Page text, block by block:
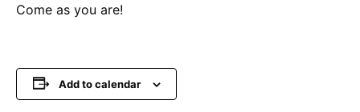
Come as you are!
Add to calendar